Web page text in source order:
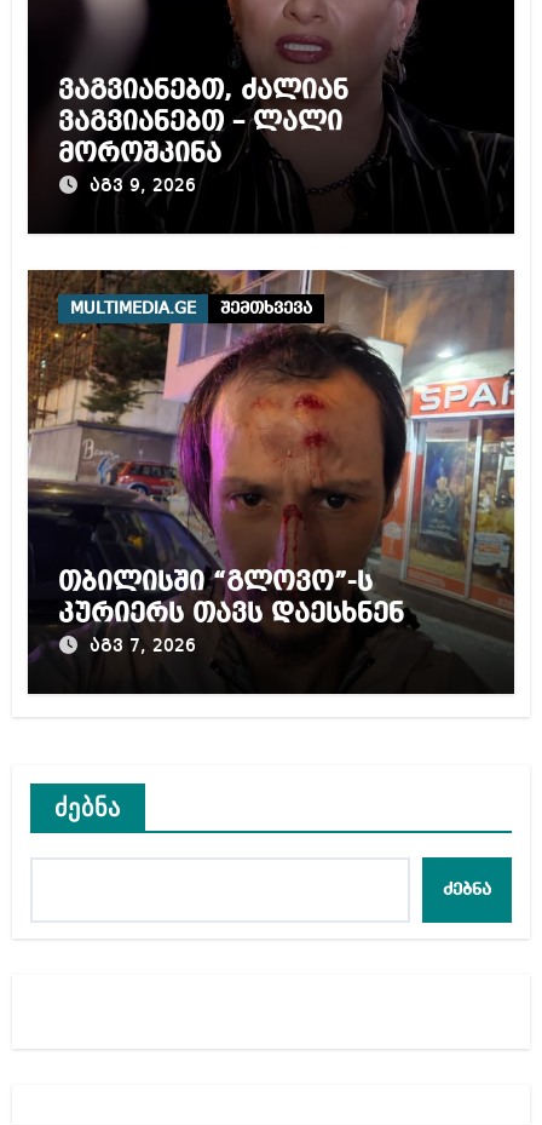
ვაგვიანებთ, ძალიან
ვაგვიანებთ – ლალი
მოროშკინა
აგვ 9, 2026
MULTIMEDIA.GE შემთხვევა
თბილისში “გლოვო”-ს
კურიერს თავს დაესხნენ
აგვ 7, 2026
ძებნა
ძებნა